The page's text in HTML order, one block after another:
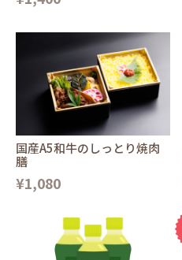
国産A5和牛のしっとり焼肉
膳
¥1,080